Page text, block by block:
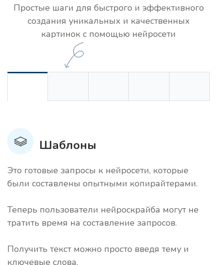
Простые шаги для быстрого и эффективного
создания уникальных и качественных
картинок с помощью нейросети
Шаблоны
Это готовые запросы к нейросети, которые
были составлены опытными копирайтерами.
Теперь пользователи нейроскрайба могут не
тратить время на составление запросов.
Получить текст можно просто введя тему и
ключевые слова.